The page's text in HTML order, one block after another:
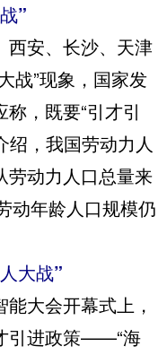
”
安、长沙、天津
战”现象，国家发
，既要“引才引
绍，我国劳动力人
劳动力人口总量来
动年龄人口规模仍
大战”
大会开幕式上，
引进政策——“海